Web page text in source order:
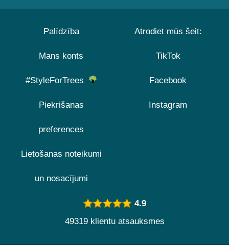
Palīdzība
Mans konts
#StyleForTrees
Piekrišanas
preferences
Lietošanas noteikumi
un nosacījumi
Atrodiet mūs šeit:
TikTok
Facebook
Instagram
4.9
49319 klientu atsauksmes